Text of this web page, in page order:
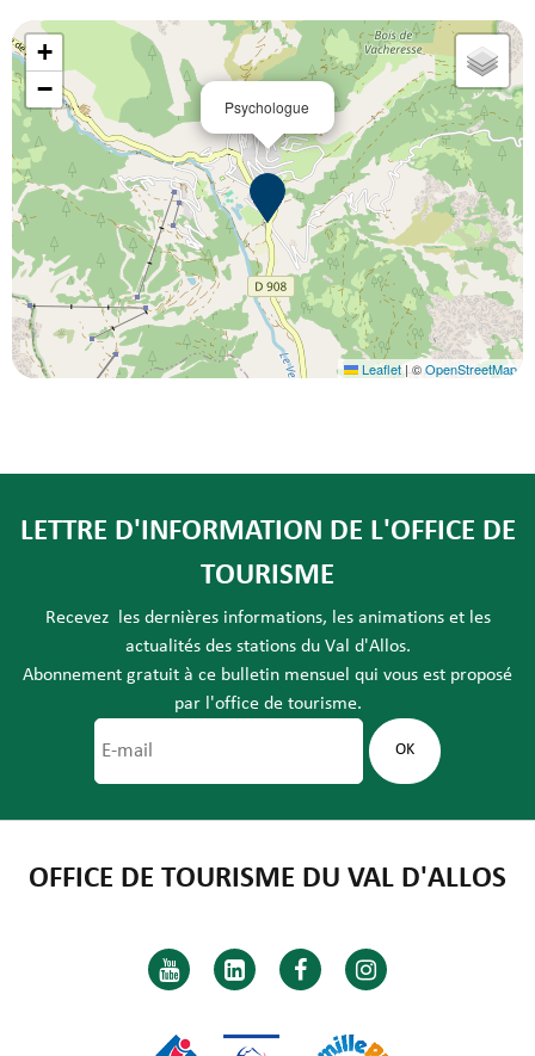
Psychologue
+
−
Leaflet |©OpenStreetMap
LETTRE D'INFORMATION DE L'OFFICE DE
TOURISME
Recevez les dernières informations, les animations et les
actualités des stations du Val d'Allos.
Abonnement gratuit à ce bulletin mensuel qui vous est proposé
par l'office de tourisme.
OFFICE DE TOURISME DU VAL D'ALLOS